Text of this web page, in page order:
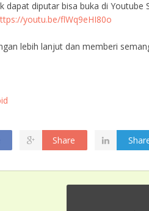
dapat diputar bisa buka di Youtube
youtu.be/flWq9eHI80o
lebih lanjut dan memberi
Share